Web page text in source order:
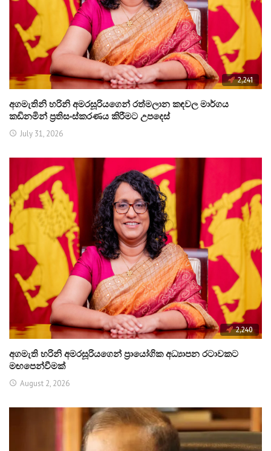
2,241
අගමැතිනි හරිනි අමරසූරියගෙන් රත්මලාන කඳවල මාර්ගය
කඩිනමින් ප්‍රතිසංස්කරණය කිරීමට උපදෙස්
July 31, 2026
2,240
අගමැති හරිනි අමරසූරියගෙන් ප්‍රායෝගික අධ්‍යාපන රටාවකට
මඟපෙන්වීමක්
August 2, 2026